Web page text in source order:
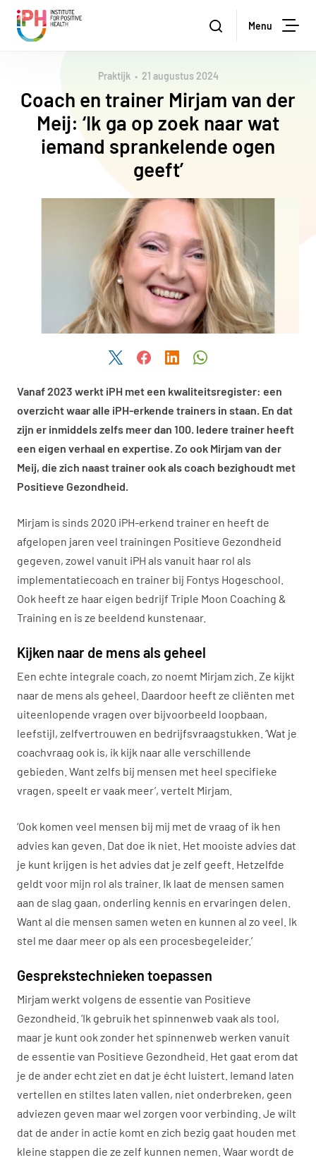
Institute for Positive Health Zoeken
Menu
Praktijk 21 augustus 2024
Coach en trainer Mirjam van der
Meij: ‘Ik ga op zoek naar wat
iemand sprankelende ogen
geeft’
Deel dit artikel via Twitter
Deel dit artikel via Facebook
Deel dit artikel via LinkedIn
Vanaf 2023 werkt iPH met een kwaliteitsregister: een
overzicht waar alle iPH-erkende trainers in staan. En dat
zijn er inmiddels zelfs meer dan 100. Iedere trainer heeft
een eigen verhaal en expertise. Zo ook Mirjam van der
Meij, die zich naast trainer ook als coach bezighoudt met
Positieve Gezondheid.
Mirjam is sinds 2020 iPH-erkend trainer en heeft de
afgelopen jaren veel trainingen Positieve Gezondheid
gegeven, zowel vanuit iPH als vanuit haar rol als
implementatiecoach en trainer bij Fontys Hogeschool.
Ook heeft ze haar eigen bedrijf Triple Moon Coaching &
Training en is ze beeldend kunstenaar.
Kijken naar de mens als geheel
Een echte integrale coach, zo noemt Mirjam zich. Ze kijkt
naar de mens als geheel. Daardoor heeft ze cliënten met
uiteenlopende vragen over bijvoorbeeld loopbaan,
leefstijl, zelfvertrouwen en bedrijfsvraagstukken. ‘Wat je
coachvraag ook is, ik kijk naar alle verschillende
gebieden. Want zelfs bij mensen met heel specifieke
vragen, speelt er vaak meer’, vertelt Mirjam.
‘Ook komen veel mensen bij mij met de vraag of ik hen
advies kan geven. Dat doe ik niet. Het mooiste advies dat
je kunt krijgen is het advies dat je zelf geeft. Hetzelfde
geldt voor mijn rol als trainer. Ik laat de mensen samen
aan de slag gaan, onderling kennis en ervaringen delen.
Want al die mensen samen weten en kunnen al zo veel. Ik
stel me daar meer op als een procesbegeleider.’
Gesprekstechnieken toepassen
Mirjam werkt volgens de essentie van Positieve
Gezondheid. ‘Ik gebruik het spinnenweb vaak als tool,
maar je kunt ook zonder het spinnenweb werken vanuit
de essentie van Positieve Gezondheid. Het gaat erom dat
je de ander echt ziet en dat je écht luistert. Iemand laten
vertellen en stiltes laten vallen, niet onderbreken, geen
adviezen geven maar wel zorgen voor verbinding. Je wilt
dat de ander in actie komt en zich bezig gaat houden met
kleine stappen die ze zelf kunnen nemen. Waar wordt de